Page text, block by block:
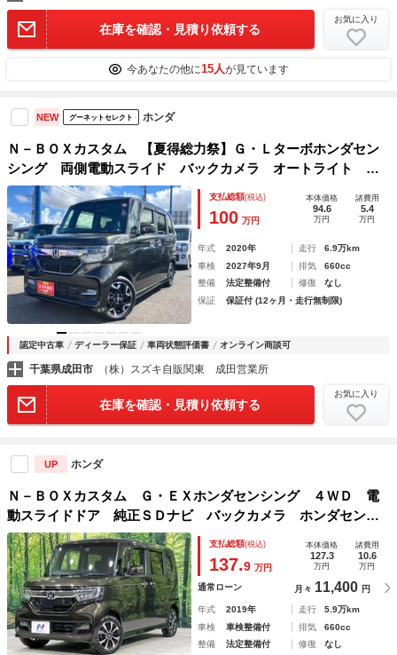
在庫を確認・見積り依頼する
お気に入り
今あなたの他に15人が見ています
NEW グーネットセレクト ホンダ
Ｎ－ＢＯＸカスタム 【夏得総力祭】Ｇ・Ｌターボホンダセン
シング 両側電動スライド バックカメラ オートライト ス
ライドドア プッシュスタート シートヒーター オートエア
コン 横滑り防止機能 盗難防止システム
支払総額(税込)
100 万円
本体価格
94.6
万円
諸費用
5.4
万円
年式 2020年 走行
6.9万km
車検
2027年9月 排気
660cc
整備
法定整備付 修復
なし
保証
保証付 (12ヶ月・走行無制限)
認定中古車 ディーラー保証 車両状態評価書 オンライン商談可
千葉県成田市 （株）スズキ自販関東 成田営業所
在庫を確認・見積り依頼する
お気に入り
UP ホンダ
Ｎ－ＢＯＸカスタム Ｇ・ＥＸホンダセンシング ４ＷＤ 電
動スライドドア 純正ＳＤナビ バックカメラ ホンダセンシ
ング レーダークルーズ 禁煙車 ドラレコ コーナーセンサ
ー スマートキー ＬＥＤヘッド ビルトインＥＴＣ 純正１
４インチアルミ
支払総額(税込)
137.9 万円
本体価格
127.3
万円
諸費用
10.6
万円
通常ローン 月々 11,400 円
年式 2019年 走行
5.9万km
車検
車検整備付 排気
660cc
整備
法定整備付 修復
なし